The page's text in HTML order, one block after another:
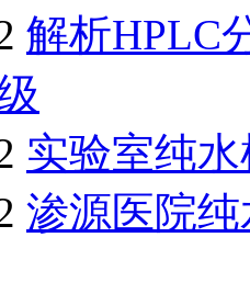
解析HPLC
实验室纯
渗源医院